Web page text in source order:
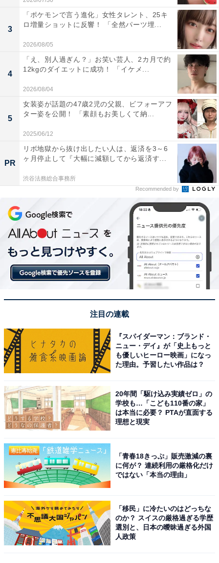
3
「ポケモンで言う進化」女性タレント、25キ
ロ増量ショットに反響！ 「全然パーツ埋...
2026/08/05
4
「え、別人過ぎん？」お笑い芸人、2カ月で約
12kgのダイエットに成功！ 「イケメ...
2026/08/04
5
女装姿が話題の47歳2児の父親、ビフォーアフ
ター姿を公開！ 「素顔もお美しくて納...
2025/06/12
PR
リボ地獄から抜け出したい人は、返済を3～6
ヶ月停止して『大幅に減額してから返済す...
渋谷法務総合事務所
Recommended by
注目の連載
『スパイダーマン：ブランド・
ニュー・デイ』が「史上もっと
も優しいヒーロー映画」になっ
た理由。予習したい作品は？
20年間「駆け込み実績ゼロ」の
学校も…「こども110番の家」
は本当に必要？ PTAが直面する
理想と現実
「青春18きっぷ」販売激減の裏
に何が？ 連続利用の厳格化だけ
ではない「本当の理由」
「移民」に冷たいのはどっちな
のか？ スイスの厳格過ぎる学歴
選別と、日本の曖昧過ぎる外国
人政策